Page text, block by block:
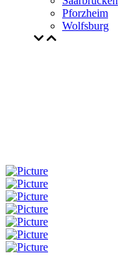
Pforzheim
Wolfsburg